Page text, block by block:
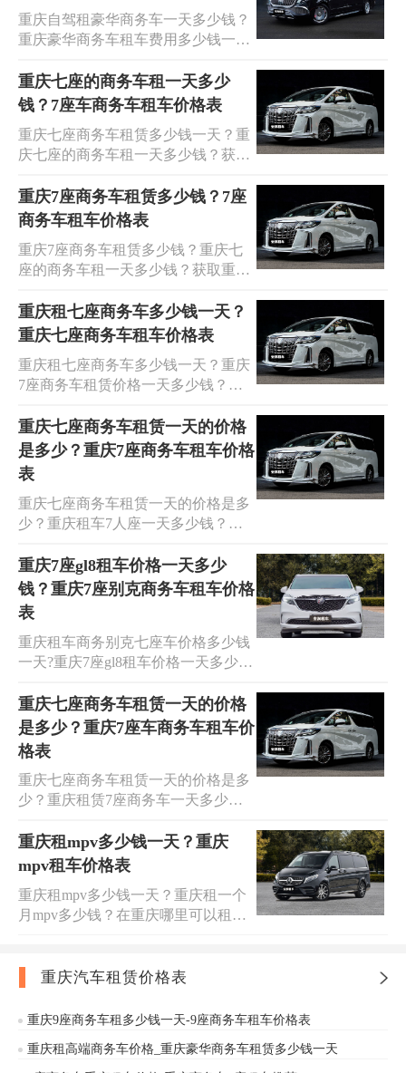
杯，豪华款别克商务，经典款别克商
务。
达到 800 元以上。如果需要配上司
机，一般是150-400元一天。每个公司
车公司，了解详细信息并进行比较。
此外，租期长短、淡旺季等也会影响
价格。重庆安润租车公司提供多种优
质商务车选择，价格透明，服务周
到。
重庆自驾租豪华商务车一天多少钱？
重庆豪华商务车租车费用多少钱一
配驾一天多少钱？获取重庆豪华商务
车租车价格表欢迎到安润租车,您身边
便宜的高端豪华商务车MPV租车服
务,分享重庆豪华商务车租车价格表大
商务车租赁:丰田埃尔法、考斯特、奔
驰V26、唯雅诺、威庭，江淮瑞丰，
华晨金杯，豪华款别克商务，经典款
别克商务。
重庆七座的商务车租一天多少
钱？7座车商务车租车价格表
重庆七座商务车租赁多少钱一天？重
庆七座的商务车租一天多少钱？获取
安润租车,商务车租车平台,您身边的
出行专家!我们提供车型齐全/价格便
座商务车长短租赁、飞机场点对点接
送、商务考察、旅游包车、公司班
庆7座车商务车租车价格表,七座商务
车租赁:丰田埃尔法、考斯特、奔驰
V26、唯雅诺、威庭/豪华款别克商
务，经典款别克商务， 24 小时租车
预定和问讯接待，简便快捷，送车上
重庆7座商务车租赁多少钱？7座
商务车租车价格表
重庆7座商务车租赁多少钱？重庆七
座的商务车租一天多少钱？获取重庆
车,租车平台作为商务车领域的专家，
为客户提供经济实惠的MPV商务车租
车的长短租车、机场接送、商务考
察、旅游包车、公司班车和婚庆用车
商务车的价格表。提供的车型包括丰
田埃尔法、考斯特、奔驰V26、唯雅
诺、威庭/豪华款别克商务和经典款别
和咨询接待服务，方便快捷，还提供
送车上门、上门收车等配套服务。
重庆租七座商务车多少钱一天？
重庆七座商务车租车价格表
重庆租七座商务车多少钱一天？重庆
7座商务车租赁价格一天多少钱？获
表，欢迎光临安润租车，我们提供重
庆MPV商务车租车服务，价格实惠。
无论是在重庆预订7座商务车进行长
短租车、机场点对点接送、商务考
察、旅游包车，还是婚庆用车，我们
都愿意成为您身边的出行专家。请查
车型包括丰田埃尔法、考斯特、奔驰
V26、唯雅诺、威庭/豪华款别克商务
和经典款别克商务。我们提供24小时
租车预订和咨询接待，方便快捷，并
可提供上门送车和取车等服务。
重庆七座商务车租赁一天的价格
是多少？重庆7座商务车租车价格
表
重庆七座商务车租赁一天的价格是多
少？重庆租车7人座一天多少钱？欢
MPV商务车租车服务，价格实惠。无
论是在重庆预订7座商务车进行长短
租车、机场点对点接送、商务考察、
旅游包车、公司班车，还是婚庆用
车，我们都愿意成为您身边的出行专
家。请查看七座商务车租赁价格表，
奔驰V26、唯雅诺、威庭/豪华款别克
商务和经典款别克商务。我们提供24
小时租车预订和咨询接待，方便快
捷，并可提供上门送车和取车等服
务。
重庆7座gl8租车价格一天多少
钱？重庆7座别克商务车租车价格
表
重庆租车商务别克七座车价格多少钱
一天?重庆7座gl8租车价格一天多少
格表欢迎到安润租车,别克商务车出租
平台,您身边的出行专家!我们提供车
型齐全/价格便宜的MPV商务车租车
服务,分享重庆别克商务租车价格表大
全,提供公司租车、个人租车商务用
车、贵宾接送、嫁娶婚车、机场接
车，商务短租/长租服务（弹性租
期），带司机的长短租服务，礼宾定
7座汽车包车豪华版会议接待接机用
车实时报价。
重庆七座商务车租赁一天的价格
是多少？重庆7座车商务车租车价
格表
重庆七座商务车租赁一天的价格是多
少？重庆租赁7座商务车一天多少
全的MPV商务车租车服务，价格实
惠。无论是重庆7座商务车的长短租
旅游包车、公司班车还是婚庆用车，
我们都是您身边的出行专家。请查看
诺、威庭/豪华款别克商务和经典款别
问讯接待，方便快捷，并可提供上门
送车和上门取车等服务。
重庆租mpv多少钱一天？重庆
mpv租车价格表
重庆租mpv多少钱一天？重庆租一个
月mpv多少钱？在重庆哪里可以租商
的出行专家!我们提供车型齐全/价格
接自驾租车、商务接待、机场接送、
送、旅游包车等长期和短期租车服
重庆汽车租赁价格表
重庆9座商务车租多少钱一天-9座商务车租车价格表
重庆租高端商务车价格_重庆豪华商务车租赁多少钱一天